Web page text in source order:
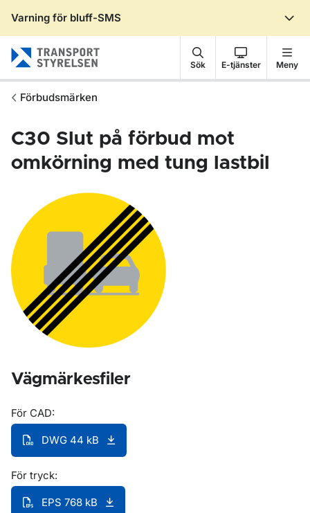
Varning för bluff-SMS
Sök E-tjänster Meny
Förbudsmärken
C30 Slut på förbud mot
omkörning med tung lastbil
Vägmärkesfiler
För CAD:
DWG 44 kB
För tryck:
EPS 768 kB